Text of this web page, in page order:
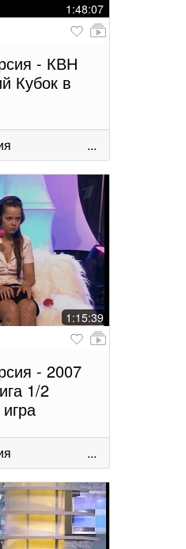
1:48:07
- КВН
Кубок в
...
1:15:39
- 2007
1/2
...